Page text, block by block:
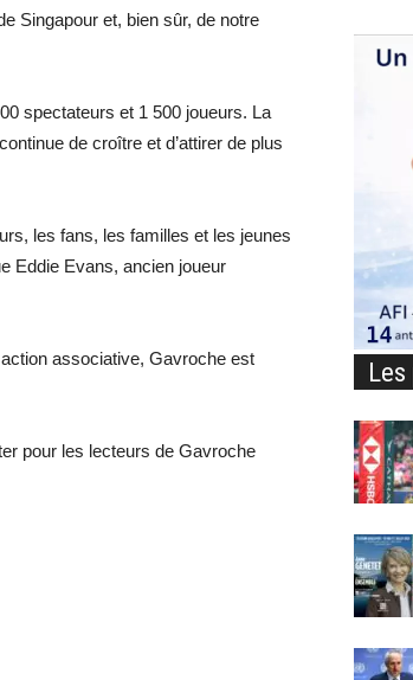
Singapour et, bien sûr, de notre
spectateurs et 1 500 joueurs. La
de croître et d’attirer de plus
les fans, les familles et les jeunes
Eddie Evans, ancien joueur
associative, Gavroche est
pour les lecteurs de Gavroche